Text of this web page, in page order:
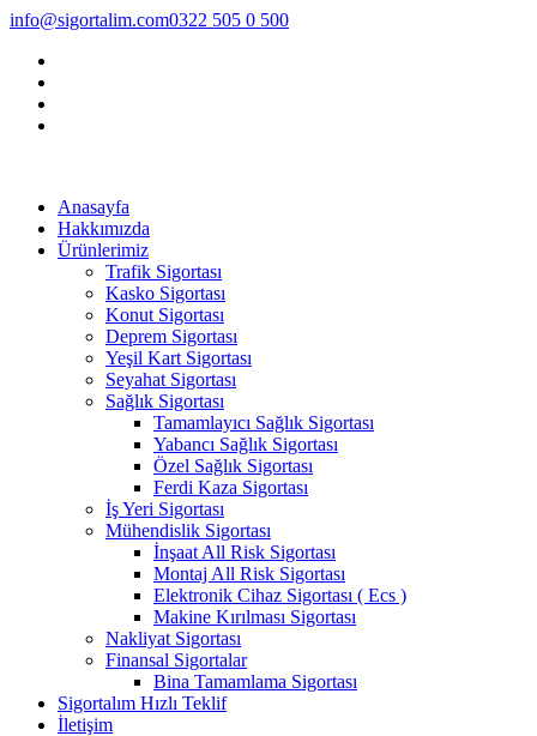
info@sigortalim.com0322 505 0 500
Anasayfa
Hakkımızda
Ürünlerimiz
Trafik Sigortası
Kasko Sigortası
Konut Sigortası
Deprem Sigortası
Yeşil Kart Sigortası
Seyahat Sigortası
Sağlık Sigortası
Tamamlayıcı Sağlık Sigortası
Yabancı Sağlık Sigortası
Özel Sağlık Sigortası
Ferdi Kaza Sigortası
İş Yeri Sigortası
Mühendislik Sigortası
İnşaat All Risk Sigortası
Montaj All Risk Sigortası
Elektronik Cihaz Sigortası ( Ecs )
Makine Kırılması Sigortası
Nakliyat Sigortası
Finansal Sigortalar
Bina Tamamlama Sigortası
Sigortalım Hızlı Teklif
İletişim